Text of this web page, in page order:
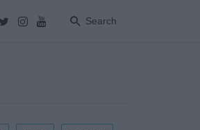
Search